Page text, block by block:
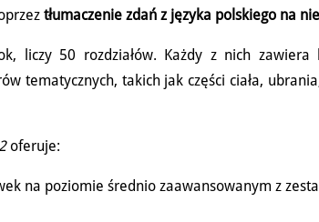
tłumaczenie zdań z języka polskiego na
liczy 50 rozdziałów. Każdy z nich zawiera
tematycznych, takich jak części ciała,
oferuje:
na poziomie średnio zaawansowanym z